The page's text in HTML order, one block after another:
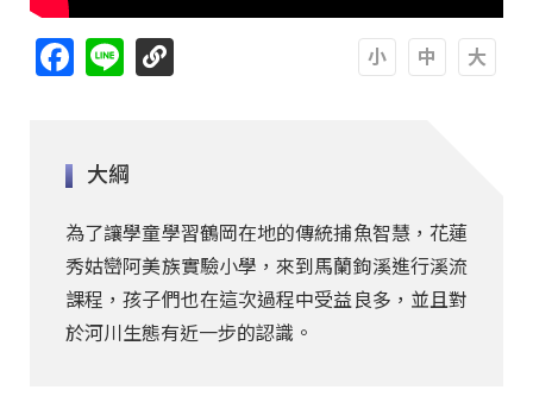
Facebook
Line
大綱
為了讓學童學習鶴岡在地的傳統捕魚智慧，花蓮
秀姑巒阿美族實驗小學，來到馬蘭鉤溪進行溪流
課程，孩子們也在這次過程中受益良多，並且對
於河川生態有近一步的認識。